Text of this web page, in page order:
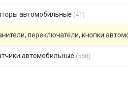
автомобильные (41)
автомобильные (568)